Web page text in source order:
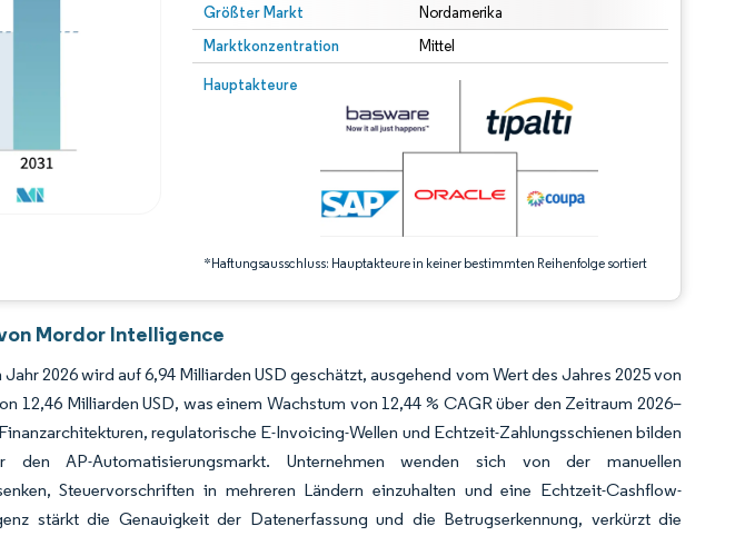
Größter Markt Nordamerika
Marktkonzentration Mittel
Hauptakteure
*Haftungsausschluss: Hauptakteure in keiner bestimmten Reihenfolge sortiert
Bild © Mordor Intelligence. Wiederverwendung erfordert Namensnennung gemäß CC BY 4.0.
Wiederverwendung erfordert Namensnennung gemäß CC BY 4.0.
Mordor Intelligence
2026 wird auf 6,94 Milliarden USD geschätzt, ausgehend vom Wert des Jahres 2025 von
12,46 Milliarden USD, was einem Wachstum von 12,44 % CAGR über den Zeitraum 2026–
regulatorische E-Invoicing-Wellen und Echtzeit-Zahlungsschienen bilden
den AP-Automatisierungsmarkt. Unternehmen wenden sich von der manuellen
Steuervorschriften in mehreren Ländern einzuhalten und eine Echtzeit-Cashflow-
stärkt die Genauigkeit der Datenerfassung und die Betrugserkennung, verkürzt die